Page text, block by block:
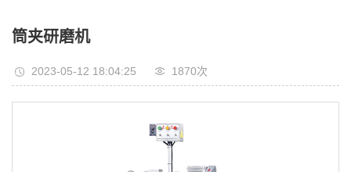
筒夹研磨机
2023-05-12 18:04:25 1870次